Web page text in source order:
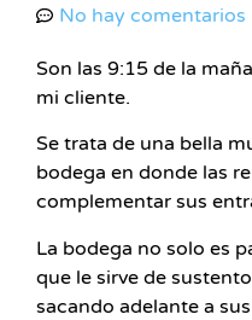
No hay comentarios
Son las 9:15 de la
mi cliente.
Se trata de una bella
bodega en donde las
complementar sus
La bodega no solo es
que le sirve de
sacando adelante a